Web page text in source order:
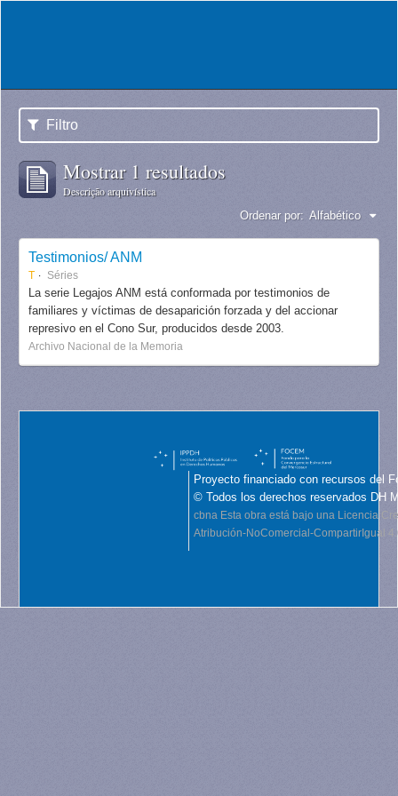
Filtro
Mostrar 1 resultados
Descrição arquivística
Ordenar por: Alfabético
Testimonios/ ANM
T Séries
La serie Legajos ANM está conformada por testimonios de
familiares y víctimas de desaparición forzada y del accionar
represivo en el Cono Sur, producidos desde 2003.
Archivo Nacional de la Memoria
Proyecto financiado con recursos del
© Todos los derechos reservados DH
cbna Esta obra está bajo una Licencia
Atribución-NoComercial-CompartirIgual